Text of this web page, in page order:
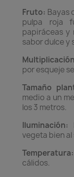
Fruto: Bayas
pulpa roja
papiráceas y
sabor dulce y
por esqueje
Tamaño
medio a un
los 3 metros.
Iluminación:
vegeta bien al
Temperatura:
cálidos.